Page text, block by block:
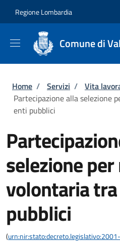
Regione Lombardia
Comune di
Briciole di pane
Home / Servizi / Vita
Partecipazione alla selezione
enti pubblici
selezione
volontaria
pubblici
(